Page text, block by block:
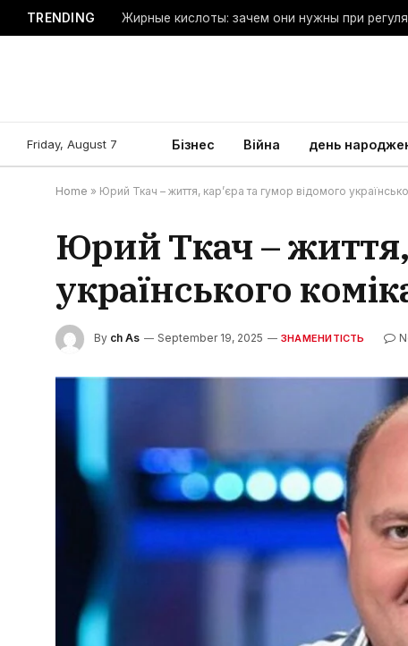
TRENDING Жирные кислоты: зачем они нужны при
Friday, August 7 Бізнес Війна день
Home » Юрий Ткач – життя, кар’єра та гумор відомого
Юрий Ткач – життя,
українського
By ch As September 19, 2025 ЗНАМЕНИТІСТЬ